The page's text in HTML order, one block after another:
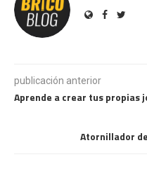
publicación anterior
Aprende a crear tus propias
Atornillador